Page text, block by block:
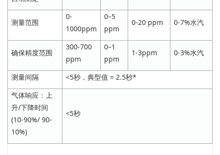
测量范围
0-
1000ppm
0–5
ppm
0-20 ppm 0-7%水汽
确保精度范围
300-700
ppm
0–1
ppm
1-3ppm 0-3%水汽
测量间隔
<5秒，典型值 = 2.5秒*
气体响应：上
升/下降时间
(10-90%/ 90-
10%)
<5秒